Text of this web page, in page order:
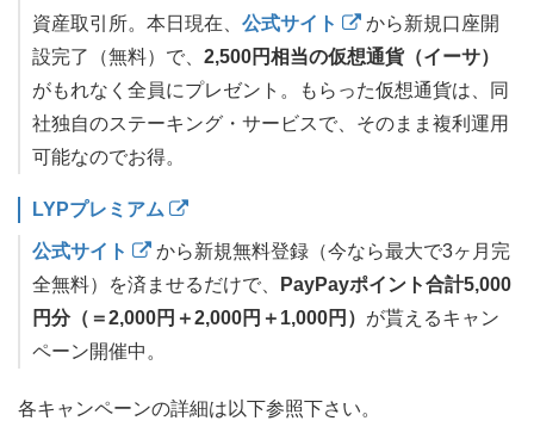
資産取引所。本日現在、 公式サイト
から新規口座開
設完了（無料）で、 2,500円相当の仮想通貨（イーサ）
がもれなく全員にプレゼント。もらった仮想通貨は、同
社独自のステーキング・サービスで、そのまま複利運用
可能なのでお得。
LYPプレミアム
公式サイト
から新規無料登録（今なら最大で3ヶ月完
全無料）を済ませるだけで、
PayPayポイント合計5,000
円分（＝2,000円＋2,000円＋1,000円） が貰えるキャン
ペーン開催中。
各キャンペーンの詳細は以下参照下さい。